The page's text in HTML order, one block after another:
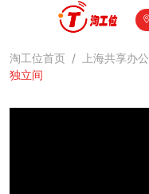
淘工位首页 / 上海共享办公
独立间